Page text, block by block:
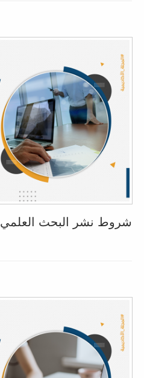
شروط نشر البحث العلمي